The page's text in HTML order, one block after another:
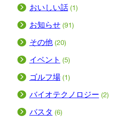
おいしい話 (1)
お知らせ (91)
その他 (20)
イベント (5)
ゴルフ場 (1)
バイオテクノロジー (2)
バスタ (6)